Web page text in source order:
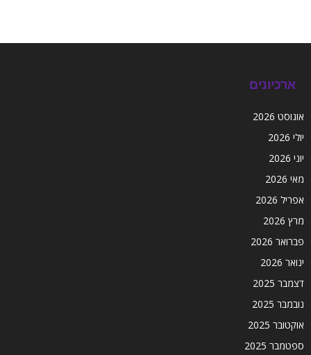
ארכיונים
אוגוסט 2026
יולי 2026
יוני 2026
מאי 2026
אפריל 2026
מרץ 2026
פברואר 2026
ינואר 2026
דצמבר 2025
נובמבר 2025
אוקטובר 2025
ספטמבר 2025